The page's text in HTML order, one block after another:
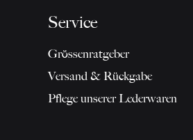
Service
Grössenratgeber
Versand & Rückgabe
Pflege unserer Lederwaren